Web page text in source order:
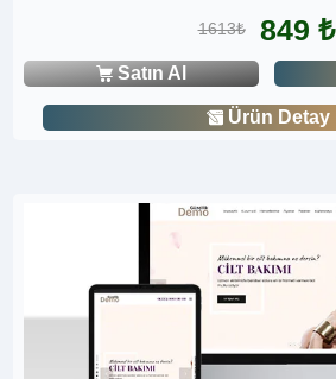
1613₺ 849 ₺
Satın Al
Ürün Detay